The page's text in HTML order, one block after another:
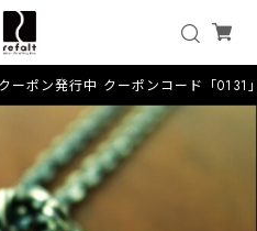
ーポン発行中 クーポンコード「0131